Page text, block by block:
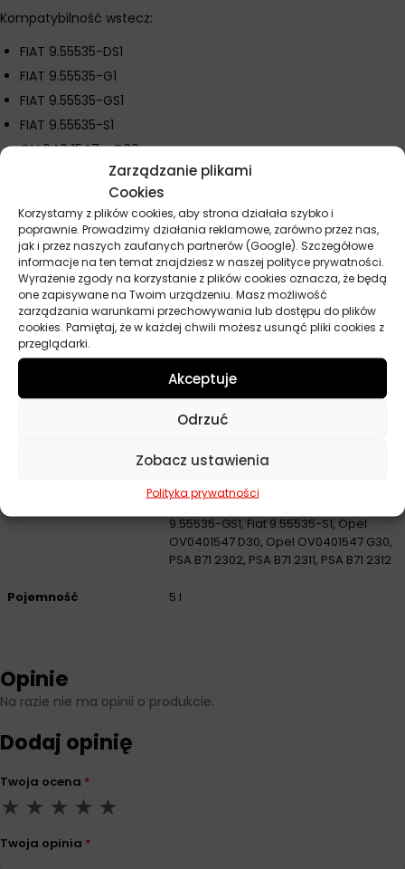
Zarządzanie plikami
Cookies
Korzystamy z plików cookies, aby strona działała szybko i
poprawnie. Prowadzimy działania reklamowe, zarówno przez nas,
jak i przez naszych zaufanych partnerów (Google). Szczegółowe
informacje na ten temat znajdziesz w naszej polityce prywatności.
Wyrażenie zgody na korzystanie z plików cookies oznacza, że będą
one zapisywane na Twoim urządzeniu. Masz możliwość
zarządzania warunkami przechowywania lub dostępu do plików
cookies. Pamiętaj, że w każdej chwili możesz usunąć pliki cookies z
przeglądarki.
Akceptuje
Odrzuć
Zobacz ustawienia
Polityka prywatności
Kompatybilność wstecz:
FIAT 9.55535-DS1
FIAT 9.55535-G1
FIAT 9.55535-GS1
FIAT 9.55535-S1
OV 040 1547 – D30
OV 040 1547 – G30
PSA B71 2311
PSA B71 2312
Stellantis FPW9.55535-DH1
Parametry techniczne
Producent Total
C2
Fiat 9.55535-DS1, Fiat 9.55535-G1, Fiat
9.55535-GS1, Fiat 9.55535-S1, Opel
OV0401547 D30, Opel OV0401547 G30,
PSA B71 2302, PSA B71 2311, PSA B71 2312
Pojemność 5 l
Opinie
Na razie nie ma opinii o produkcie.
Dodaj opinię
Twoja ocena *
Twoja opinia *